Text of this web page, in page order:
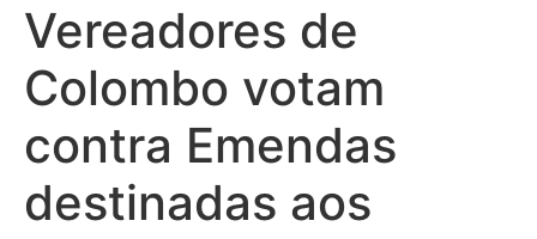
Vereadores de
Colombo votam
contra Emendas
destinadas aos